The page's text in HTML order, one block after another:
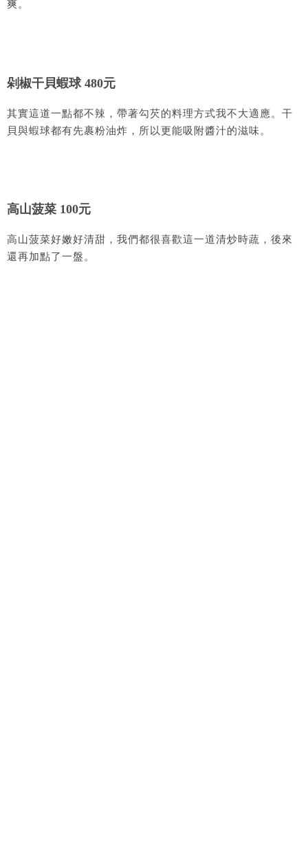
爽。
剁椒干貝蝦球 480元
其實這道一點都不辣，帶著勾芡的料理方式我不大適應。干
貝與蝦球都有先裹粉油炸，所以更能吸附醬汁的滋味。
高山菠菜 100元
高山菠菜好嫩好清甜，我們都很喜歡這一道清炒時蔬，後來
還再加點了一盤。